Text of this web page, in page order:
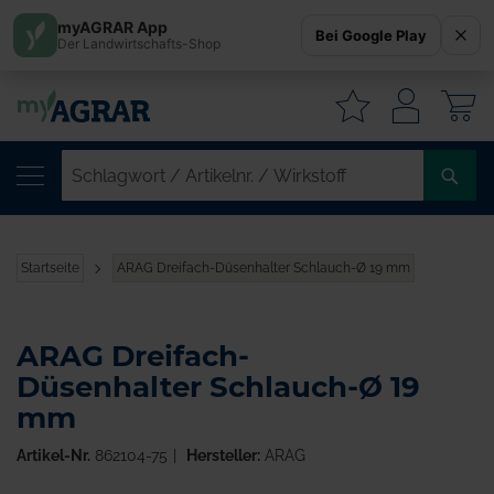
Startseite ARAG Dreifach-Düsenhalter Schlauch-Ø 19 mm
ARAG Dreifach-
Düsenhalter Schlauch-Ø 19
mm
Artikel-Nr. 862104-75 Hersteller:ARAG
myAGRAR App
Der Landwirtschafts-Shop Bei Google Play